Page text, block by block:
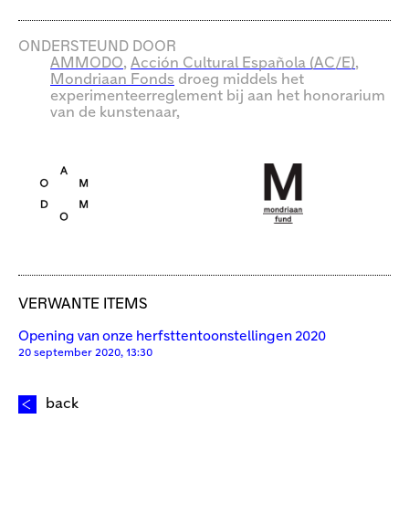
ONDERSTEUND DOOR
AMMODO, Acción Cultural Española (AC/E),
Mondriaan Fonds droeg middels het
experimenteerreglement bij aan het honorarium
van de kunstenaar,
VERWANTE ITEMS
Opening van onze herfsttentoonstellingen 2020
20 september 2020, 13:30
back